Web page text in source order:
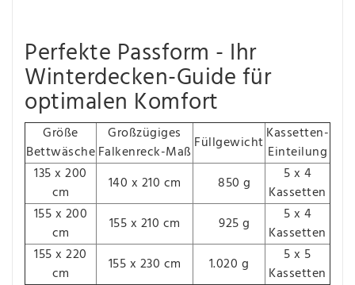
Perfekte Passform - Ihr
Winterdecken-Guide für
optimalen Komfort
Größe
Bettwäsche
Großzügiges
Falkenreck-MaßFüllgewichtKassetten-
Einteilung
135 x 200
cm
140 x 210 cm 850 g
5 x 4
Kassetten
155 x 200
cm
155 x 210 cm 925 g
5 x 4
Kassetten
155 x 220
cm
155 x 230 cm 1.020 g
5 x 5
Kassetten